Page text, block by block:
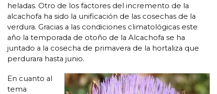
heladas. Otro de los factores del incremento de la
alcachofa ha sido la unificación de las cosechas de la
verdura. Gracias a las condiciones climatológicas este
año la temporada de otoño de la Alcachofa se ha
juntado a la cosecha de primavera de la hortaliza que
perdurara hasta junio.
En cuanto al
tema